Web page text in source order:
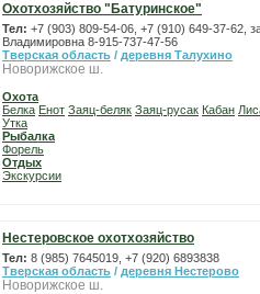
Охотхозяйство "Батуринское"
Тел: +7 (903) 809-54-06, +7 (910) 649-37-62,
Владимировна 8-915-737-47-56
Тверская область / деревня Талухино
Новорижское ш.
Охота
Белка Енот Заяц-беляк Заяц-русак Кабан
Утка
Рыбалка
Форель
Отдых
Экскурсии
Нестеровское охотхозяйство
Тел: 8 (985) 7645019, +7 (920) 6893838
Тверская область / деревня Нестерово
Новорижское ш.